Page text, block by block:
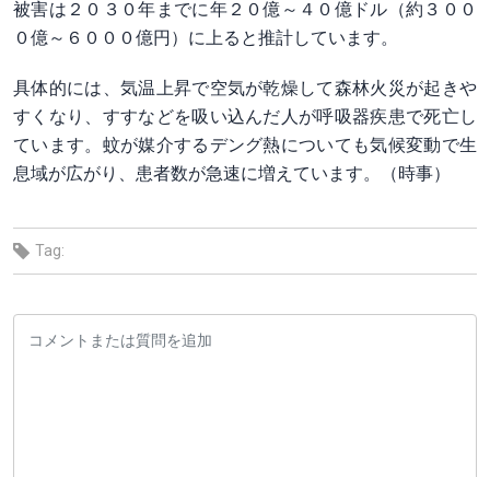
被害は２０３０年までに年２０億～４０億ドル（約３００
０億～６０００億円）に上ると推計しています。
具体的には、気温上昇で空気が乾燥して森林火災が起きや
すくなり、すすなどを吸い込んだ人が呼吸器疾患で死亡し
ています。蚊が媒介するデング熱についても気候変動で生
息域が広がり、患者数が急速に増えています。（時事）
Tag: